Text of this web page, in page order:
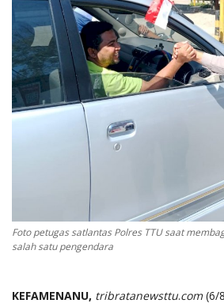
Foto petugas satlantas Polres TTU saat
salah satu pengendara
KEFAMENANU, tribratanewsttu.com(6/